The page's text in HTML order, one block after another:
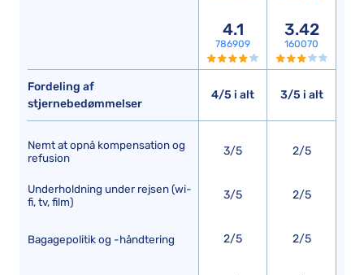
Fordeling af
stjernebedømmelser
Nemt at opnå kompensation og
refusion
Underholdning under rejsen (wi-
fi, tv, film)
Bagagepolitik og -håndtering
4.1
786909
4/5 i alt
3/5
3/5
2/5
3.42
160070
3/5 i alt
2/5
2/5
2/5